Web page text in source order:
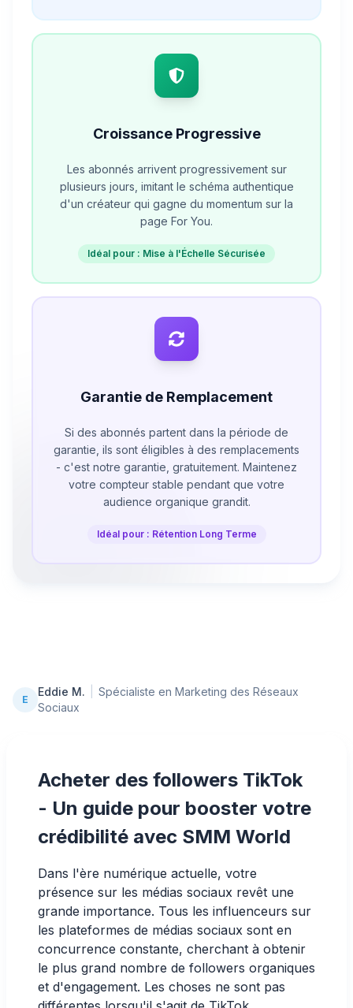
Croissance Progressive
Les abonnés arrivent progressivement sur
plusieurs jours, imitant le schéma authentique
d'un créateur qui gagne du momentum sur la
page For You.
Idéal pour : Mise à l'Échelle Sécurisée
Garantie de Remplacement
Si des abonnés partent dans la période de
garantie, ils sont éligibles à des remplacements
- c'est notre garantie, gratuitement. Maintenez
votre compteur stable pendant que votre
audience organique grandit.
Idéal pour : Rétention Long Terme
E
Eddie M.
Spécialiste en Marketing des Réseaux
Sociaux
Acheter des followers TikTok
- Un guide pour booster votre
crédibilité avec SMM World
Dans l'ère numérique actuelle, votre
présence sur les médias sociaux revêt une
grande importance. Tous les influenceurs sur
les plateformes de médias sociaux sont en
concurrence constante, cherchant à obtenir
le plus grand nombre de followers organiques
et d'engagement. Les choses ne sont pas